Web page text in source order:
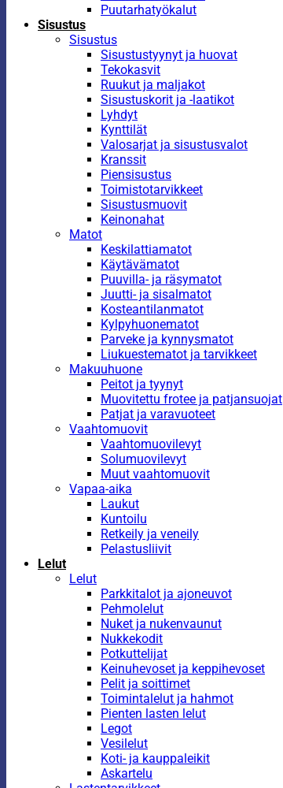
Puutarhatyökalut
Sisustus
Sisustus
Sisustustyynyt ja huovat
Tekokasvit
Ruukut ja maljakot
Sisustuskorit ja -laatikot
Lyhdyt
Kynttilät
Valosarjat ja sisustusvalot
Kranssit
Piensisustus
Toimistotarvikkeet
Sisustusmuovit
Keinonahat
Matot
Keskilattiamatot
Käytävämatot
Puuvilla- ja räsymatot
Juutti- ja sisalmatot
Kosteantilanmatot
Kylpyhuonematot
Parveke ja kynnysmatot
Liukuestematot ja tarvikkeet
Makuuhuone
Peitot ja tyynyt
Muovitettu frotee ja patjansuojat
Patjat ja varavuoteet
Vaahtomuovit
Vaahtomuovilevyt
Solumuovilevyt
Muut vaahtomuovit
Vapaa-aika
Laukut
Kuntoilu
Retkeily ja veneily
Pelastusliivit
Lelut
Lelut
Parkkitalot ja ajoneuvot
Pehmolelut
Nuket ja nukenvaunut
Nukkekodit
Potkuttelijat
Keinuhevoset ja keppihevoset
Pelit ja soittimet
Toimintalelut ja hahmot
Pienten lasten lelut
Legot
Vesilelut
Koti- ja kauppaleikit
Askartelu